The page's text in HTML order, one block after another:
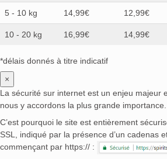
5 - 10 kg 14,99€ 12,99€
10 - 20 kg 16,99€ 14,99€
*délais donnés à titre indicatif
×
La sécurité sur internet est un enjeu majeur
nous y accordons la plus grande importance.
C’est pourquoi le site est entièrement
SSL, indiqué par la présence d’un cadenas
commençant par https:// :